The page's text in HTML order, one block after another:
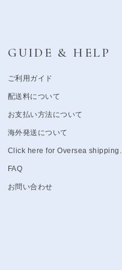
GUIDE & HELP
ご利用ガイド
配送料について
お支払い方法について
海外発送について
Click here for Oversea shipping.
FAQ
お問い合わせ